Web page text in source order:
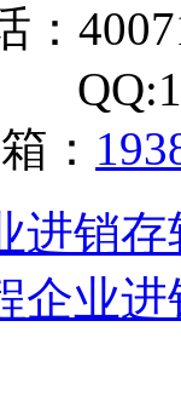
：
：
进销
企业